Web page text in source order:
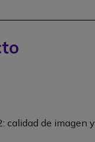
calidad de imagen y